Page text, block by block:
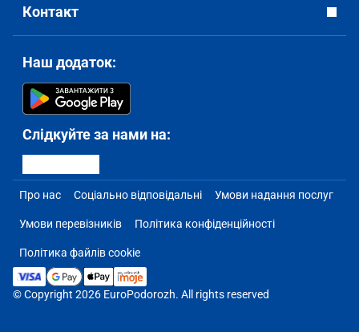
Контакт
Наш додаток:
Слідкуйте за нами на:
Про нас Соціально відповідальні Умови надання послуг
Умови перевізників Політика конфіденційності
Політика файлів cookie
© Copyright 2026 EuroPodorozh. All rights reserved